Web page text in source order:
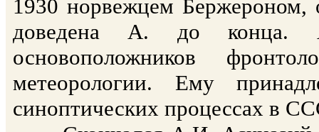
1930 норвежцем Бержероном,
доведена А. до конца.
основоположников
метеорологии. Ему
синоптических процессах в